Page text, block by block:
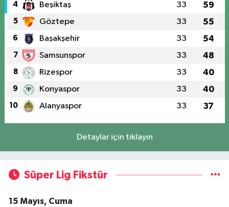
4 Beşiktaş 33 59
5 Göztepe 33 55
6 Başakşehir 33 54
7 Samsunspor 33 48
8 Rizespor 33 40
9 Konyaspor 33 40
10 Alanyaspor 33 37
Detaylar için tıklayın
Süper Lig Fikstür
15 Mayıs, Cuma